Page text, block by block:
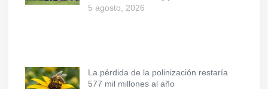
5 agosto, 2026
La pérdida de la polinización restaría
577 mil millones al año